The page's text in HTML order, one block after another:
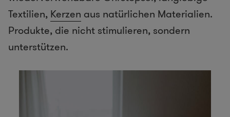
Textilien, Kerzen aus natürlichen Materialien.
Produkte, die nicht stimulieren, sondern
unterstützen.